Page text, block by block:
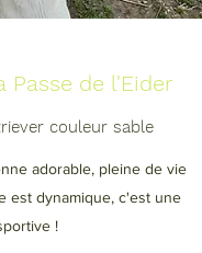
Passe de l'Eider
couleur sable
adorable, pleine de vie
est dynamique, c'est une
!